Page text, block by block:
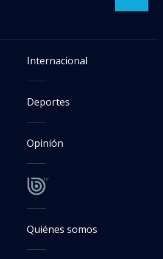
Internacional
Deportes
Opinión
Quiénes somos